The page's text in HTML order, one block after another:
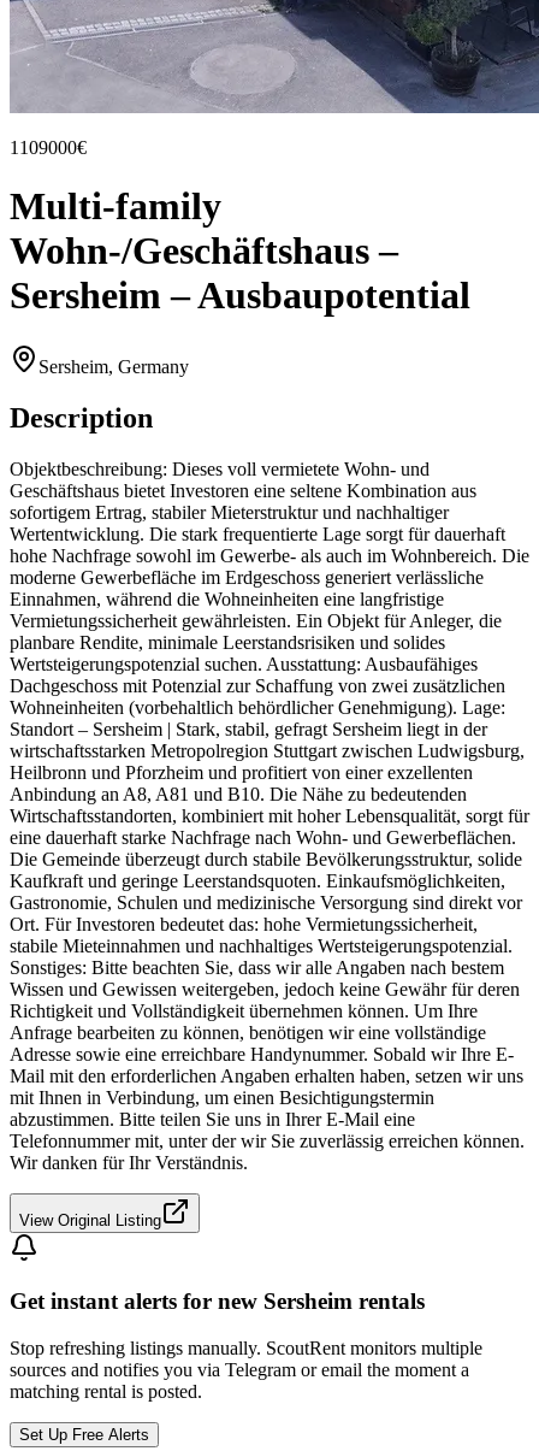
1109000€
Multi-family
Wohn-/Geschäftshaus –
Sersheim – Ausbaupotential
Sersheim, Germany
Description
Objektbeschreibung: Dieses voll vermietete Wohn- und
Geschäftshaus bietet Investoren eine seltene Kombination aus
sofortigem Ertrag, stabiler Mieterstruktur und nachhaltiger
Wertentwicklung. Die stark frequentierte Lage sorgt für dauerhaft
hohe Nachfrage sowohl im Gewerbe- als auch im Wohnbereich. Die
moderne Gewerbefläche im Erdgeschoss generiert verlässliche
Einnahmen, während die Wohneinheiten eine langfristige
Vermietungssicherheit gewährleisten. Ein Objekt für Anleger, die
planbare Rendite, minimale Leerstandsrisiken und solides
Wertsteigerungspotenzial suchen. Ausstattung: Ausbaufähiges
Dachgeschoss mit Potenzial zur Schaffung von zwei zusätzlichen
Wohneinheiten (vorbehaltlich behördlicher Genehmigung). Lage:
Standort – Sersheim | Stark, stabil, gefragt Sersheim liegt in der
wirtschaftsstarken Metropolregion Stuttgart zwischen Ludwigsburg,
Heilbronn und Pforzheim und profitiert von einer exzellenten
Anbindung an A8, A81 und B10. Die Nähe zu bedeutenden
Wirtschaftsstandorten, kombiniert mit hoher Lebensqualität, sorgt für
eine dauerhaft starke Nachfrage nach Wohn- und Gewerbeflächen.
Die Gemeinde überzeugt durch stabile Bevölkerungsstruktur, solide
Kaufkraft und geringe Leerstandsquoten. Einkaufsmöglichkeiten,
Gastronomie, Schulen und medizinische Versorgung sind direkt vor
Ort. Für Investoren bedeutet das: hohe Vermietungssicherheit,
stabile Mieteinnahmen und nachhaltiges Wertsteigerungspotenzial.
Sonstiges: Bitte beachten Sie, dass wir alle Angaben nach bestem
Wissen und Gewissen weitergeben, jedoch keine Gewähr für deren
Richtigkeit und Vollständigkeit übernehmen können. Um Ihre
Anfrage bearbeiten zu können, benötigen wir eine vollständige
Adresse sowie eine erreichbare Handynummer. Sobald wir Ihre E-
Mail mit den erforderlichen Angaben erhalten haben, setzen wir uns
mit Ihnen in Verbindung, um einen Besichtigungstermin
abzustimmen. Bitte teilen Sie uns in Ihrer E-Mail eine
Telefonnummer mit, unter der wir Sie zuverlässig erreichen können.
Wir danken für Ihr Verständnis.
View Original Listing
Get instant alerts for new Sersheim rentals
Stop refreshing listings manually. ScoutRent monitors multiple
sources and notifies you via Telegram or email the moment a
matching rental is posted.
Set Up Free Alerts